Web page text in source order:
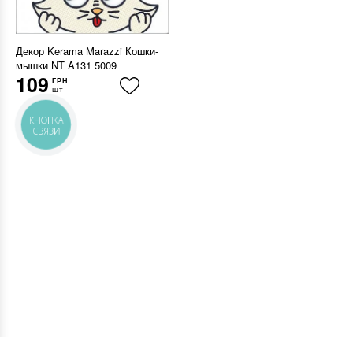
Декор Kerama Marazzi Кошки-
мышки NT A131 5009
109 ГРН
шт
КНОПКА
СВЯЗИ